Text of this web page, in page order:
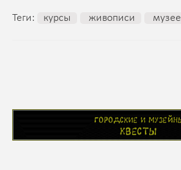
Теги: курсы живописи музее